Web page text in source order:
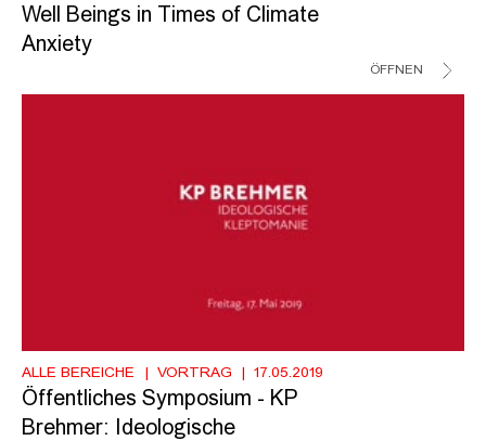
Well Beings in Times of Climate
Anxiety
ÖFFNEN
ALLE BEREICHE VORTRAG 17.05.2019
Öffentliches Symposium - KP
Brehmer: Ideologische